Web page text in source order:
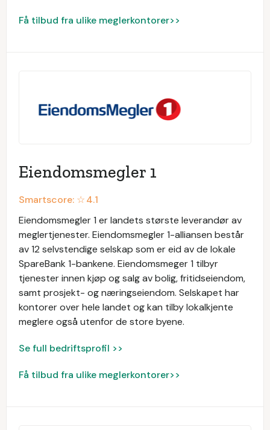
Få tilbud fra ulike meglerkontorer>>
Eiendomsmegler 1
Smartscore: ☆4.1
Eiendomsmegler 1 er landets største leverandør av
meglertjenester. Eiendomsmegler 1-alliansen består
av 12 selvstendige selskap som er eid av de lokale
SpareBank 1-bankene. Eiendomsmeger 1 tilbyr
tjenester innen kjøp og salg av bolig, fritidseiendom,
samt prosjekt- og næringseiendom. Selskapet har
kontorer over hele landet og kan tilby lokalkjente
meglere også utenfor de store byene.
Se full bedriftsprofil >>
Få tilbud fra ulike meglerkontorer>>